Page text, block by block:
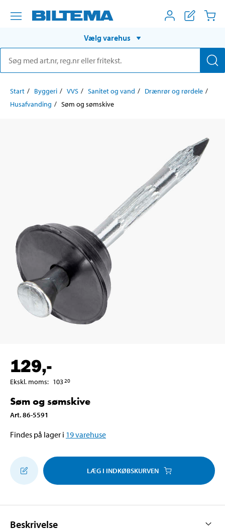
Vælg varehus
Start Byggeri VVS Sanitet og vand
Drænrør og rørdele
Husafvanding
Søm og sømskive
129,-
Ekskl. moms: 10320
Søm og sømskive
Art.86-5591
Findes på lager i 19varehuse
LÆG I INDKØBSKURVEN
Beskrivelse